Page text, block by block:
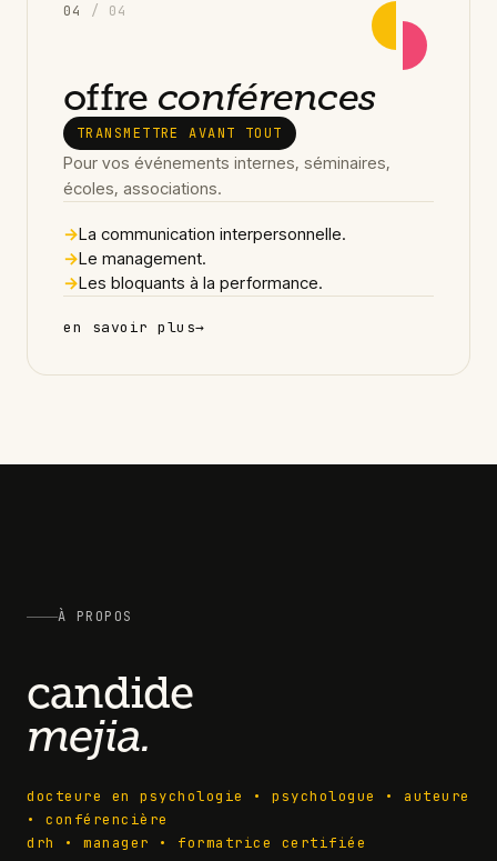
04 / 04
offre conférences
TRANSMETTRE AVANT TOUT
Pour vos événements internes, séminaires,
écoles, associations.
→La communication interpersonnelle.
→Le management.
→Les bloquants à la performance.
en savoir plus→
À PROPOS
candide
mejia.
docteure en psychologie • psychologue • auteure
• conférencière
drh • manager • formatrice certifiée